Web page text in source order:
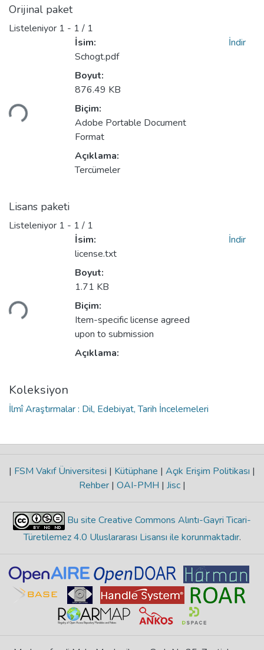
Orijinal paket
Listeleniyor 1 - 1 / 1
İsim:
Schogt.pdf
Boyut:
876.49 KB
Biçim:
Adobe Portable Document
Format
Açıklama:
Tercümeler
İndir
Lisans paketi
Listeleniyor 1 - 1 / 1
İsim:
license.txt
Boyut:
1.71 KB
Biçim:
Item-specific license agreed
upon to submission
Açıklama:
İndir
Koleksiyon
İlmî Araştırmalar : Dil, Edebiyat, Tarih İncelemeleri
| FSM Vakıf Üniversitesi | Kütüphane | Açık Erişim Politikası |
Rehber | OAI-PMH | Jisc |
Bu site Creative Commons Alıntı-Gayri Ticari-
Türetilemez 4.0 Uluslararası Lisansı ile korunmaktadır.